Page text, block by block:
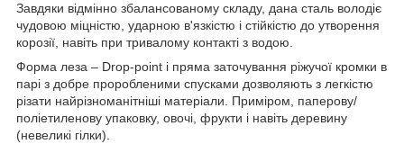
Завдяки відмінно збалансованому складу, дана сталь володіє
чудовою міцністю, ударною в'язкістю і стійкістю до утворення
корозії, навіть при тривалому контакті з водою.
Форма леза – Drop-point і пряма заточування ріжучої кромки в
парі з добре проробленими спусками дозволяють з легкістю
різати найрізноманітніші матеріали. Приміром, паперову/
поліетиленову упаковку, овочі, фрукти і навіть деревину
(невеликі гілки).